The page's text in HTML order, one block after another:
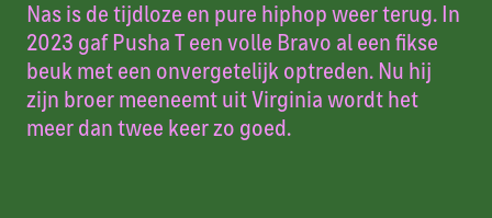
Nas is de tijdloze en pure hiphop weer terug. In
2023 gaf Pusha T een volle Bravo al een fikse
beuk met een onvergetelijk optreden. Nu hij
zijn broer meeneemt uit Virginia wordt het
meer dan twee keer zo goed.